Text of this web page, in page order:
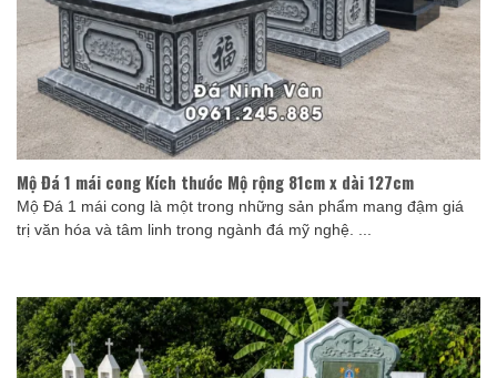
Mộ Đá 1 mái cong Kích thước Mộ rộng 81cm x dài 127cm
Mộ Đá 1 mái cong là một trong những sản phẩm mang đậm giá
trị văn hóa và tâm linh trong ngành đá mỹ nghệ. ...